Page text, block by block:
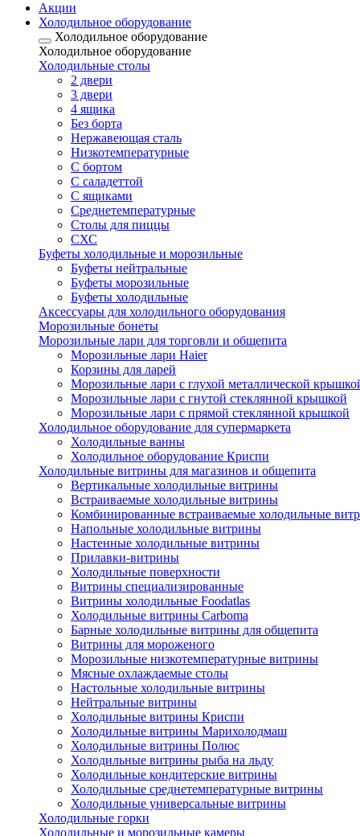
Акции
Холодильное оборудование
Холодильное оборудование
Холодильное оборудование
Холодильные столы
2 двери
3 двери
4 ящика
Без борта
Нержавеющая сталь
Низкотемпературные
С бортом
С саладеттой
С ящиками
Среднетемпературные
Столы для пиццы
СХС
Буфеты холодильные и морозильные
Буфеты нейтральные
Буфеты морозильные
Буфеты холодильные
Аксессуары для холодильного оборудования
Морозильные бонеты
Морозильные лари для торговли и общепита
Морозильные лари Haier
Корзины для ларей
Морозильные лари с глухой металлической
Морозильные лари с гнутой стеклянной крышкой
Морозильные лари с прямой стеклянной крышкой
Холодильное оборудование для супермаркета
Холодильные ванны
Холодильное оборудование Криспи
Холодильные витрины для магазинов и общепита
Вертикальные холодильные витрины
Встраиваемые холодильные витрины
Комбинированные встраиваемые холодильные
Напольные холодильные витрины
Настенные холодильные витрины
Прилавки-витрины
Холодильные поверхности
Витрины специализированные
Витрины холодильные Foodatlas
Холодильные витрины Carboma
Барные холодильные витрины для общепита
Витрины для мороженого
Морозильные низкотемпературные витрины
Мясные охлаждаемые столы
Настольные холодильные витрины
Нейтральные витрины
Холодильные витрины Криспи
Холодильные витрины Марихолодмаш
Холодильные витрины Полюс
Холодильные витрины рыба на льду
Холодильные кондитерские витрины
Холодильные среднетемпературные витрины
Холодильные универсальные витрины
Холодильные горки
Холодильные и морозильные камеры